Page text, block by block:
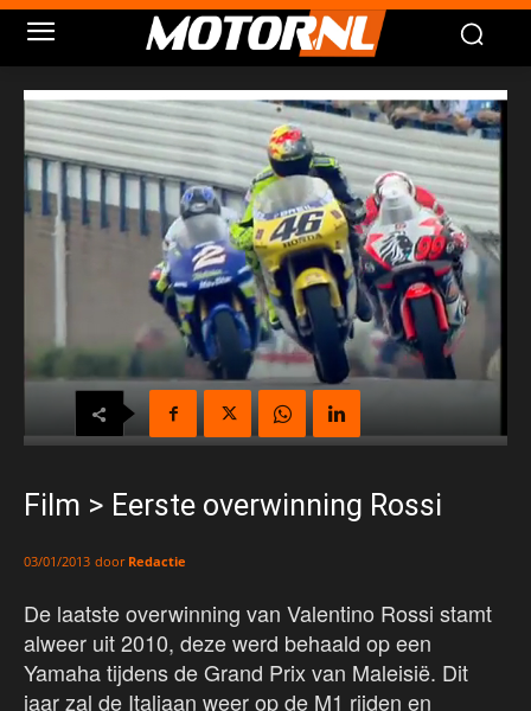
Film > Eerste overwinning Rossi
03/01/2013 door Redactie
De laatste overwinning van Valentino Rossi stamt
alweer uit 2010, deze werd behaald op een
Yamaha tijdens de Grand Prix van Maleisië. Dit
jaar zal de Italiaan weer op de M1 rijden en